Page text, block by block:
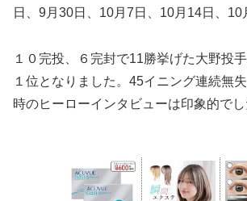
日、9月30日、10月7日、10月14日、10
１０完投、６完封で11勝挙げた大野投
１位となりました。45イニング連続無
時のヒーローインタビューは印象的でし